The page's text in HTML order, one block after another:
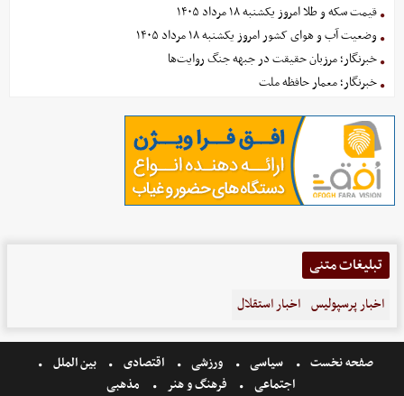
قیمت سکه و طلا امروز یکشنبه ۱۸ مرداد ۱۴۰۵
وضعیت آب و هوای کشور امروز یکشنبه ۱۸ مرداد ۱۴۰۵
خبرنگار؛ مرزبان حقیقت در جبهه جنگ روایت‌ها
خبرنگار؛ معمار حافظه ملت
تبلیغات متنی
اخبار پرسپولیس اخبار استقلال
صفحه نخست سیاسی ورزشی اقتصادی
بین الملل
اجتماعی
فرهنگ و هنر مذهبی